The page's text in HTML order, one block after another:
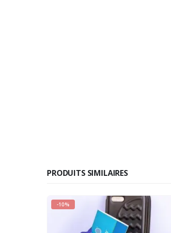
PRODUITS SIMILAIRES
-10%